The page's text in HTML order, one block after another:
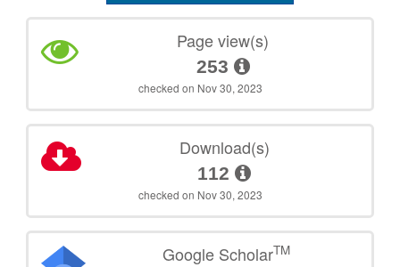
Page view(s)
253
checked on Nov 30, 2023
Download(s)
112
checked on Nov 30, 2023
Google ScholarTM